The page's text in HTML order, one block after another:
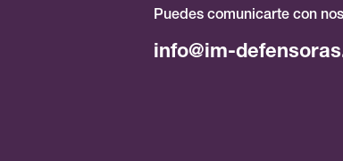
Puedes comunicarte con
info@im-